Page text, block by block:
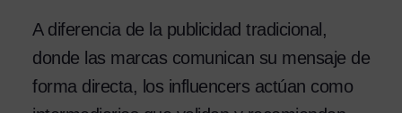
A diferencia de la publicidad tradicional,
donde las marcas comunican su mensaje de
forma directa, los influencers actúan como